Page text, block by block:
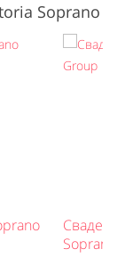
Soprano
Soprano